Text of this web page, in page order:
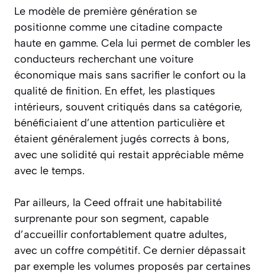
Le modèle de première génération se
positionne comme une citadine compacte
haute en gamme. Cela lui permet de combler les
conducteurs recherchant une voiture
économique mais sans sacrifier le confort ou la
qualité de finition. En effet, les plastiques
intérieurs, souvent critiqués dans sa catégorie,
bénéficiaient d’une attention particulière et
étaient généralement jugés corrects à bons,
avec une solidité qui restait appréciable même
avec le temps.
Par ailleurs, la Ceed offrait une habitabilité
surprenante pour son segment, capable
d’accueillir confortablement quatre adultes,
avec un coffre compétitif. Ce dernier dépassait
par exemple les volumes proposés par certaines